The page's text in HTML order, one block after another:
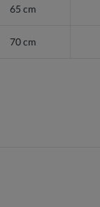
65 cm
70 cm